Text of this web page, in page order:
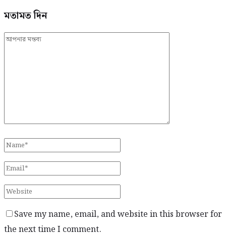
মতামত দিন
Save my name, email, and website in this browser for
the next time I comment.